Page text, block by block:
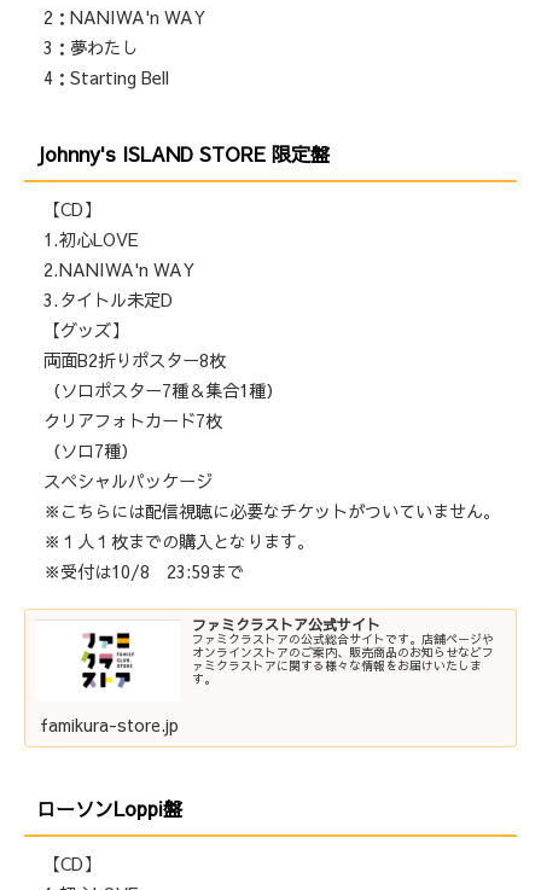
2：NANIWA'n WAY
3：夢わたし
4：Starting Bell
Johnny's ISLAND STORE 限定盤
【CD】
1.初心LOVE
2.NANIWA'n WAY
3.タイトル未定D
【グッズ】
両面B2折りポスター8枚
（ソロポスター7種＆集合1種）
クリアフォトカード7枚
（ソロ7種）
スペシャルパッケージ
※こちらには配信視聴に必要なチケットがついていません。
※１人１枚までの購入となります。
※受付は10/8 23:59まで
ファミクラストア公式サイト
ファミクラストアの公式総合サイトです。店舗ページや
オンラインストアのご案内、販売商品のお知らせなどフ
ァミクラストアに関する様々な情報をお届けいたしま
す。
famikura-store.jp
ローソンLoppi盤
【CD】